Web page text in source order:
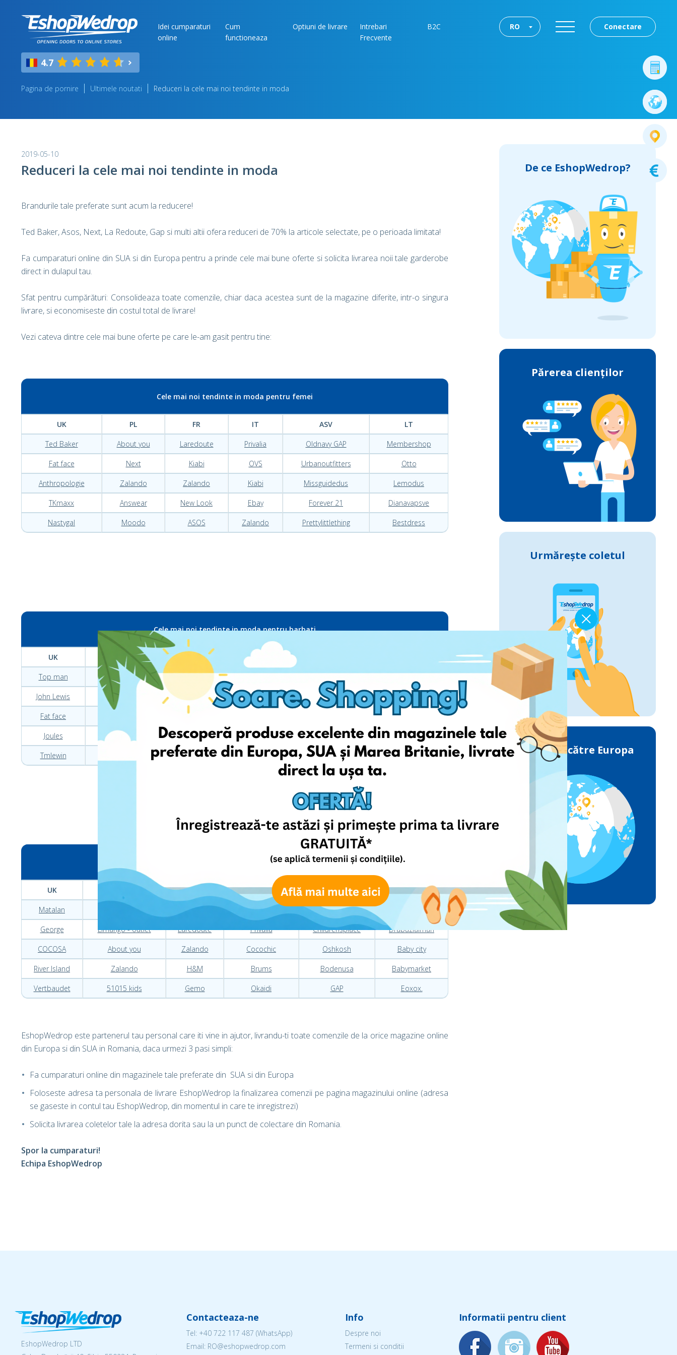
Idei cumparaturi
online
Cum
functioneaza
Optiuni de livrare
Intrebari
Frecvente
B2C Conectare
RO
4.7
Pagina de pornire Ultimele noutati Reduceri la cele mai noi tendinte in moda
2019-05-10
Reduceri la cele mai noi tendinte in moda
Brandurile tale preferate sunt acum la reducere!
Ted Baker, Asos, Next, La Redoute, Gap si multi altii ofera reduceri de 70% la articole selectate, pe o perioada limitata!
Fa cumparaturi online din SUA si din Europa pentru a prinde cele mai bune oferte si solicita livrarea noii tale garderobe
direct in dulapul tau.
Sfat pentru cumpărături: Consolideaza toate comenzile, chiar daca acestea sunt de la magazine diferite, intr-o singura
livrare, si economiseste din costul total de livrare!
Vezi cateva dintre cele mai bune oferte pe care le-am gasit pentru tine:
Cele mai noi tendinte in moda pentru femei
UK PL FR IT ASV LT
Ted Baker About you Laredoute Privalia Oldnavy GAP Membershop
Fat face Next Kiabi OVS Urbanoutfitters Otto
Anthropologie Zalando Zalando Kiabi Missguidedus Lemodus
TKmaxx Answear New Look Ebay Forever 21 Dianavapsve
Nastygal Moodo ASOS Zalando Prettylittlething Bestdress
Cele mai noi tendinte in moda pentru barbati
UK IT
Top man Denley Gemo Zalando Express Brandsales
John Lewis About you Zalando Kiabi Uniqlo Otto
Fat face Laredoute Membershop
Joules Zalando Kiabi Amazon Urbanoutfitters Lemodus
Tmlewin Blancheporte Bon Prix Forever 21 Vulcan
Cele mai noi tendinte in moda pentru copii
UK FR IT ASV LT
Matalan Smyk Kiabi Outletbambini Carters
George Limango - outlet Laredoute Privalia Childrensplace Drabuziaiman
COCOSA About you Zalando Cocochic Oshkosh Baby city
River Island Zalando H&M Brums Bodenusa Babymarket
Vertbaudet 51015 kids Gemo Okaidi GAP Eoxox.
EshopWedrop este partenerul tau personal care iti vine in ajutor, livrandu-ti toate comenzile de la orice magazine online
din Europa si din SUA in Romania, daca urmezi 3 pasi simpli:
Fa cumparaturi online din magazinele tale preferate din SUA si din Europa
Foloseste adresa ta personala de livrare EshopWedrop la finalizarea comenzii pe pagina magazinului online (adresa
se gaseste in contul tau EshopWedrop, din momentul in care te inregistrezi)
Solicita livrarea coletelor tale la adresa dorita sau la un punct de colectare din Romania.
Spor la cumparaturi!
Echipa EshopWedrop
De ce EshopWedrop?
Părerea clienților
Urmărește coletul
Livrările către Europa
EshopWedrop LTD
Contacteaza-ne
Tel: +40 722 117 487 (WhatsApp)
Email: RO@eshopwedrop.com
Info
Despre noi
Termeni si conditii
Informatii pentru client